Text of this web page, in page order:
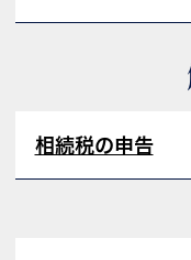
相続税の申告